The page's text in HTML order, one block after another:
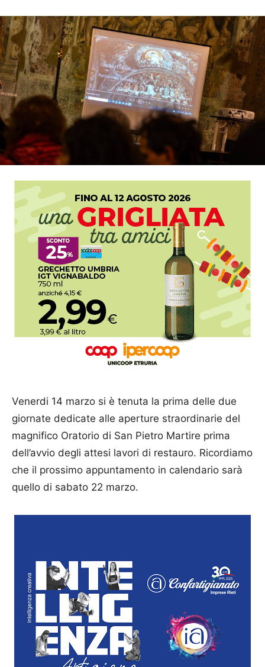
Venerdi 14 marzo si è tenuta la prima delle due
giornate dedicate alle aperture straordinarie del
magnifico Oratorio di San Pietro Martire prima
dell’avvio degli attesi lavori di restauro. Ricordiamo
che il prossimo appuntamento in calendario sarà
quello di sabato 22 marzo.